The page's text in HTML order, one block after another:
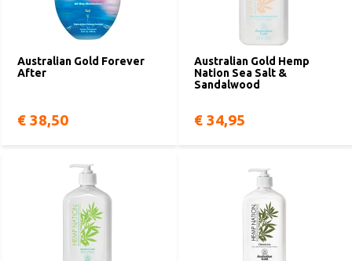
Australian Gold Forever
After
€ 38,50
Australian Gold Hemp
Nation Sea Salt &
Sandalwood
€ 34,95